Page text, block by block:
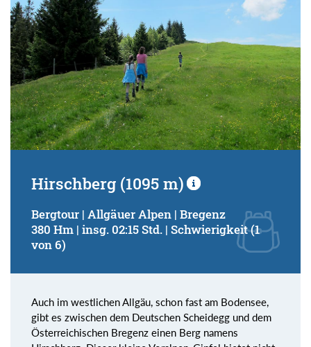
Hirschberg (1095 m)
Bergtour | Allgäuer Alpen | Bregenz
380 Hm | insg. 02:15 Std. | Schwierigkeit (1
von 6)
Auch im westlichen Allgäu, schon fast am Bodensee,
gibt es zwischen dem Deutschen Scheidegg und dem
Österreichischen Bregenz einen Berg namens